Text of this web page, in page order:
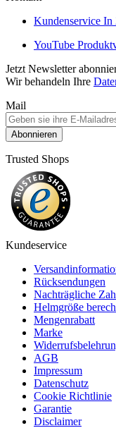
Kundenservice In
YouTube
Jetzt Newsletter
Wir behandeln Ihre
Mail
Abonnieren
Trusted Shops
Kundeservice
Rücksendungen
Nachträgliche
Helmgröße
Mengenrabatt
Marke
AGB
Impressum
Datenschutz
Cookie Richtlinie
Garantie
Disclaimer